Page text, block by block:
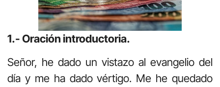
1.- Oración introductoria.
Señor, he dado un vistazo al evangelio del
día y me ha dado vértigo. Me he quedado